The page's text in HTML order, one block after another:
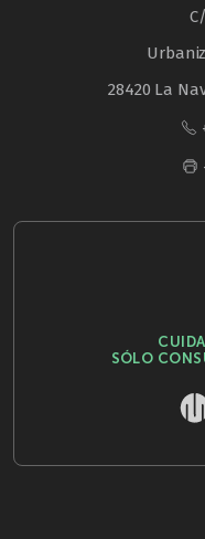
28420 La
SÓLO